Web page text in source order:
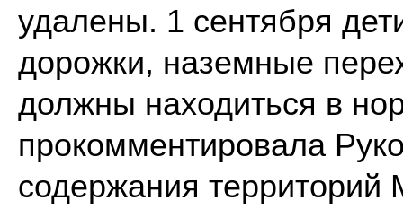
удалены. 1 сентября
дорожки, наземные
должны находиться в
прокомментировала
содержания территорий